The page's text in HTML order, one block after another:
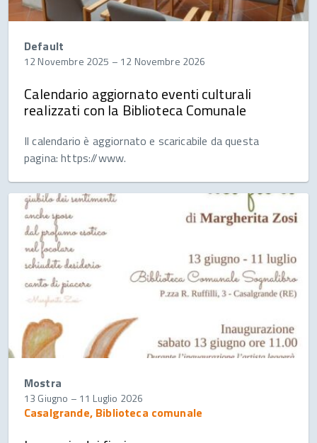
Default
12 Novembre 2025 – 12 Novembre 2026
Calendario aggiornato eventi culturali
realizzati con la Biblioteca Comunale
Il calendario è aggiornato e scaricabile da questa
pagina: https://www.
Mostra
13 Giugno – 11 Luglio 2026
Casalgrande, Biblioteca comunale